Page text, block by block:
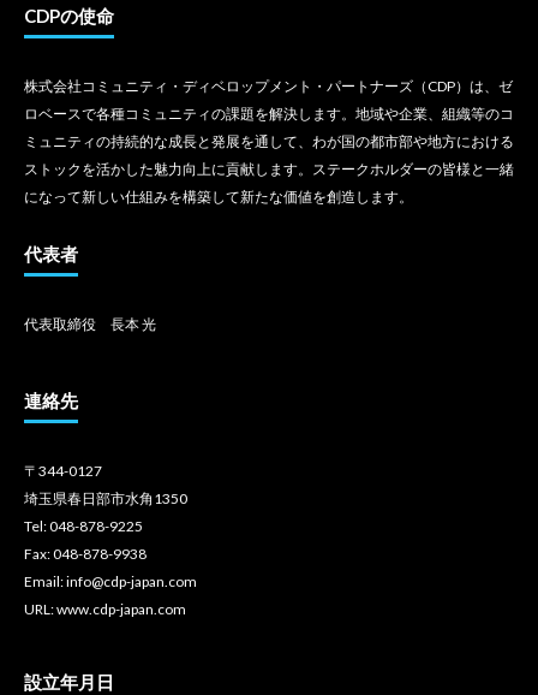
CDPの使命
株式会社コミュニティ・ディベロップメント・パートナーズ（CDP）は、ゼ
ロベースで各種コミュニティの課題を解決します。地域や企業、組織等のコ
ミュニティの持続的な成長と発展を通して、わが国の都市部や地方における
ストックを活かした魅力向上に貢献します。ステークホルダーの皆様と一緒
になって新しい仕組みを構築して新たな価値を創造します。
代表者
代表取締役 長本 光
連絡先
〒344-0127
埼玉県春日部市水角1350
Tel: 048-878-9225
Fax: 048-878-9938
Email: info@cdp-japan.com
URL: www.cdp-japan.com
設立年月日